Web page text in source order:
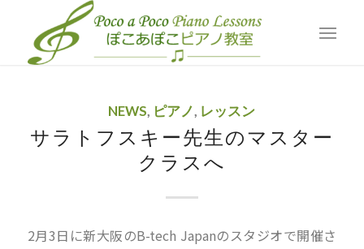
アーカイブ月: 3月, 2024
現在位置: ホーム Blog / 2024 / 3月
NEWS, ピアノ, レッスン
サラトフスキー先生のマスター
クラスへ
2月3日に新大阪のB-tech Japanのスタジオで開催さ